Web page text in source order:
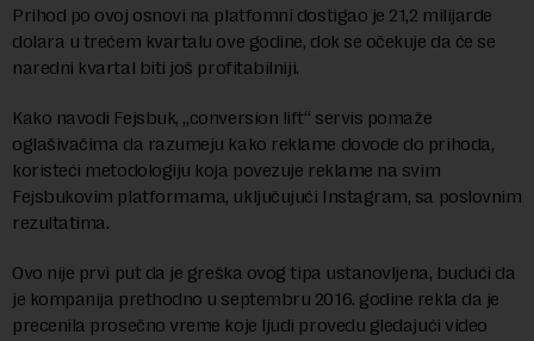
Prihod po ovoj osnovi na platfomni dostigao je 21,2 milijarde
dolara u trećem kvartalu ove godine, dok se očekuje da će se
naredni kvartal biti još profitabilniji.
Kako navodi Fejsbuk, „conversion lift“ servis pomaže
oglašivačima da razumeju kako reklame dovode do prihoda,
koristeći metodologiju koja povezuje reklame na svim
Fejsbukovim platformama, uključujući Instagram, sa poslovnim
rezultatima.
Ovo nije prvi put da je greška ovog tipa ustanovljena, budući da
je kompanija prethodno u septembru 2016. godine rekla da je
precenila prosečno vreme koje ljudi provedu gledajući video